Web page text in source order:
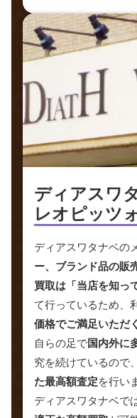
ディアスワ
レオピッツ
ディアスワタナベの
ー、ブランド品の販
買取は「当店を知っ
て行っているため、
価格でご満足いただ
自らの足で国内外に
究を続けているので
た最高額査定を行い
ディアスワタナベで